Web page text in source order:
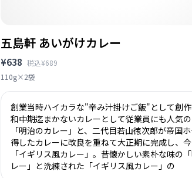
五島軒 あいがけカレー
¥638 税込¥689
110g×2袋
創業当時ハイカラな"辛み汁掛けご飯"として創
和中期迄まかないカレーとして従業員にも人気
「明治のカレー」と、二代目若山徳次郎が帝国
得したカレーに改良を重ねて大正期に完成し、
「イギリス風カレー」。昔懐かしい素朴な味の
レー」と洗練された「イギリス風カレー」の